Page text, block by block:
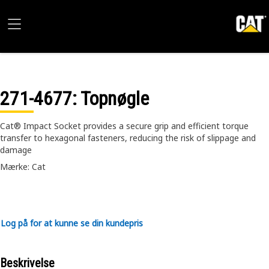
271-4677: Topnøgle
Cat® Impact Socket provides a secure grip and efficient torque
transfer to hexagonal fasteners, reducing the risk of slippage and
damage
Mærke: Cat
Log på for at kunne se din kundepris
Beskrivelse